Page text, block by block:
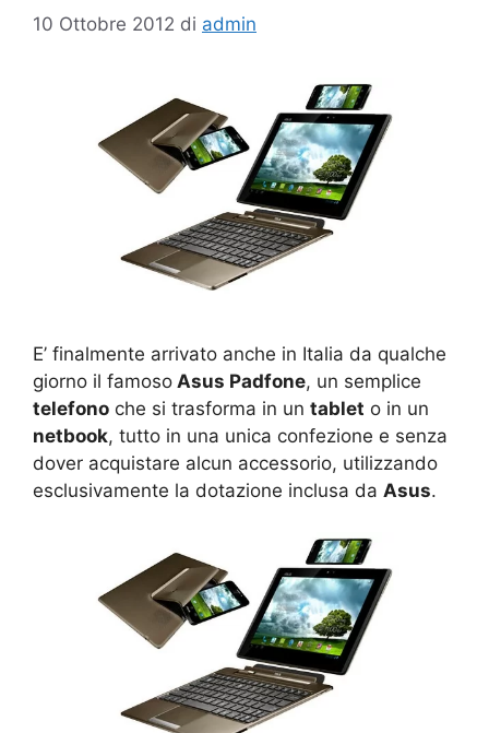
10 Ottobre 2012 di admin
E’ finalmente arrivato anche in Italia da qualche
giorno il famoso Asus Padfone, un semplice
telefono che si trasforma in un tablet o in un
netbook, tutto in una unica confezione e senza
dover acquistare alcun accessorio, utilizzando
esclusivamente la dotazione inclusa da Asus.